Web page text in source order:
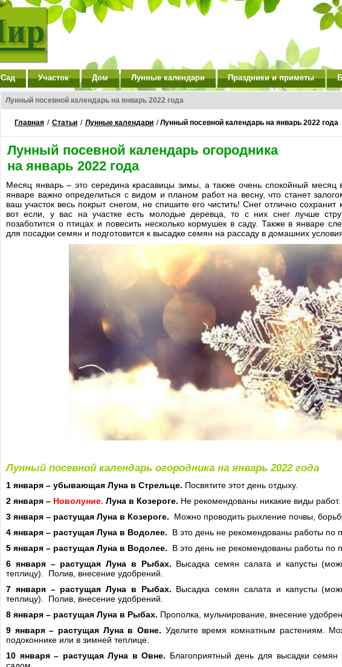
Сад Участок Дом Лунные календари Праздники и приметы
Лунный посевной календарь на январь 2022 года
Главная / Статьи / Лунные календари /Лунный посевной календарь на январь 2022 года
Лунный посевной календарь огородника
на январь 2022 года
Месяц январь – это середина красавицы зимы, а также очень спокойный месяц
январе важно определиться с видом и планом работ на весну, что станет
ваш участок весь покрыт снегом, не спишите его чистить! Снег отлично
вот если, у вас на участке есть молодые деревца, то с них снег лучше
позаботится о птицах и повесить несколько кормушек в саду. Также в январе
для посадки семян и подготовится к высадке семян на рассаду в домашних
Лунный посевной календарь огородника на январь 2022 года
1 января – убывающая Луна в Стрельце. Посвятите этот день отдыху.
2 января – Новолуние. Луна в Козероге. Не рекомендованы никакие виды работ.
3 января – растущая Луна в Козероге. Можно проводить рыхление почвы,
4 января – растущая Луна в Водолее. В это день не рекомендованы работы по
5 января – растущая Луна в Водолее. В это день не рекомендованы работы по
6 января – растущая Луна в Рыбах. Высадка семян салата и капусты
теплицу). Полив, внесение удобрений.
7 января – растущая Луна в Рыбах. Высадка семян салата и капусты
теплицу). Полив, внесение удобрений.
8 января – растущая Луна в Рыбах. Прополка, мульчирование, внесение
9 января – растущая Луна в Овне. Уделите время комнатным растениям.
подоконнике или в зимней теплице.
10 января – растущая Луна в Овне. Благоприятный день для высадки